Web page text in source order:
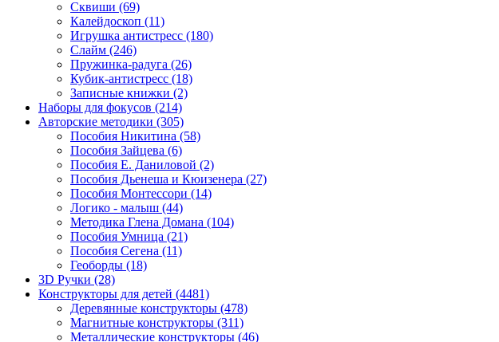
Сквиши (69)
Калейдоскоп (11)
Игрушка антистресс (180)
Слайм (246)
Пружинка-радуга (26)
Кубик-антистресс (18)
Записные книжки (2)
Наборы для фокусов (214)
Авторские методики (305)
Пособия Никитина (58)
Пособия Зайцева (6)
Пособия Е. Даниловой (2)
Пособия Дьенеша и Кюизенера (27)
Пособия Монтессори (14)
Логико - малыш (44)
Методика Глена Домана (104)
Пособия Умница (21)
Пособия Сегена (11)
Геоборды (18)
3D Ручки (28)
Конструкторы для детей (4481)
Деревянные конструкторы (478)
Магнитные конструкторы (311)
Металлические конструкторы (46)